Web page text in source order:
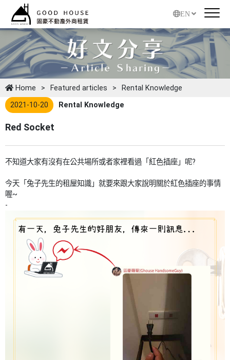
EN
Home Featured articles
Rental Knowledge
2021-10-20
Rental Knowledge
Red Socket
不知道大家有沒有在公共場所或者家裡看過「紅色插座」呢?
今天「兔子先生的租屋知識」就要來跟大家說明關於紅色插座的事情
喔~
-